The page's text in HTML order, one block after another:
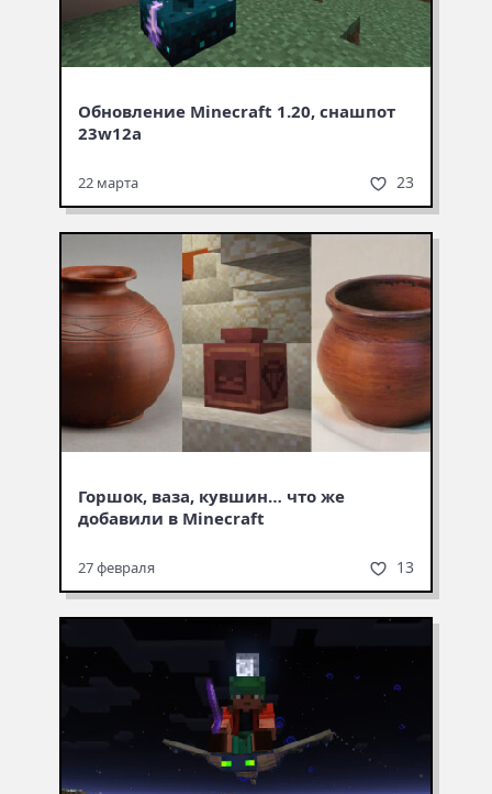
Обновление Minecraft 1.20, снашпот
23w12a
22 марта 23
Горшок, ваза, кувшин… что же
добавили в Minecraft
27 февраля 13